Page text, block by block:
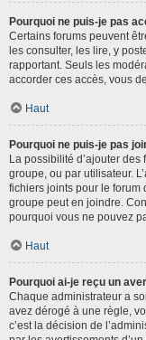
Pourquoi ne puis-je pas
Certains forums peuvent
les consulter, les lire, y
rapportant. Seuls les
accorder ces accès, vous
Haut
Pourquoi ne puis-je pas
La possibilité d’ajouter
groupe, ou par utilisateur.
fichiers joints pour le forum
groupe peut en joindre.
pourquoi vous ne pouvez
Haut
Pourquoi ai-je reçu un
Chaque administrateur a
avez dérogé à une règle,
c’est la décision de